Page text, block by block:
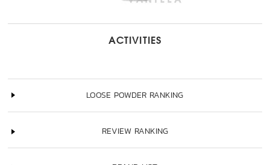
ACTIVITIES
LOOSE POWDER RANKING
REVIEW RANKING